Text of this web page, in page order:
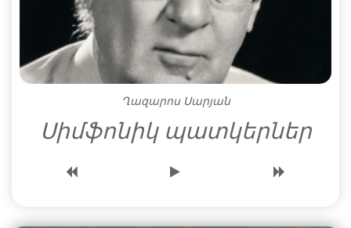
Ղազարոս Սարյան
Սիմֆոնիկ պատկերներ